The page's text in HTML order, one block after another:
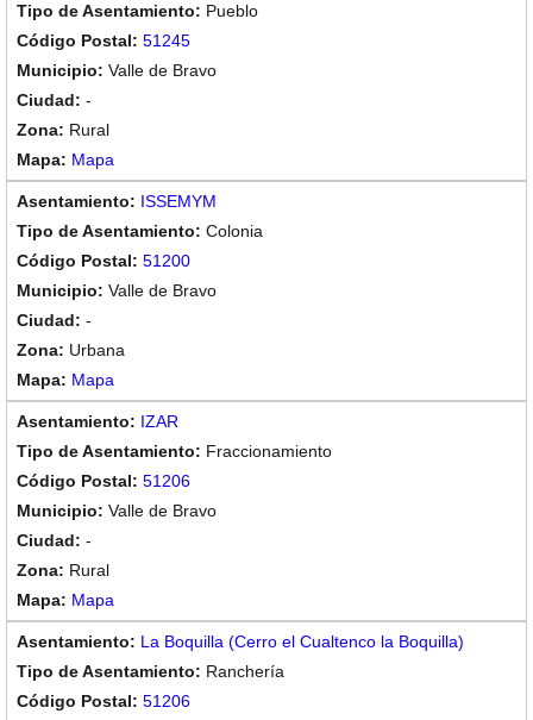
Pueblo
51245
Valle de Bravo
-
Rural
Mapa
ISSEMYM
Colonia
51200
Valle de Bravo
-
Urbana
Mapa
IZAR
Fraccionamiento
51206
Valle de Bravo
-
Rural
Mapa
La Boquilla (Cerro el Cualtenco la Boquilla)
Ranchería
51206